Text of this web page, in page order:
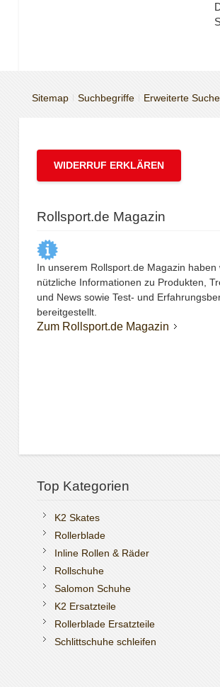
Sitemap Suchbegriffe Erweiterte Suche
WIDERRUF ERKLÄREN
Rollsport.de Magazin
In unserem Rollsport.de Magazin haben
nützliche Informationen zu Produkten,
und News sowie Test- und
bereitgestellt.
Zum Rollsport.de Magazin
Top Kategorien
K2 Skates
Rollerblade
Inline Rollen & Räder
Rollschuhe
Salomon Schuhe
K2 Ersatzteile
Rollerblade Ersatzteile
Schlittschuhe schleifen